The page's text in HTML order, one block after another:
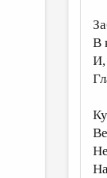
В
И,